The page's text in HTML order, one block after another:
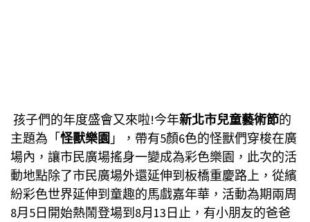
孩子們的年度盛會又來啦!今年新北市兒童藝術節的
主題為「怪獸樂園 」，帶有5顏6色的怪獸們穿梭在廣
場內，讓市民廣場搖身一變成為彩色樂園，此次的活
動地點除了市民廣場外還延伸到板橋重慶路上，從繽
紛彩色世界延伸到童趣的馬戲嘉年華，活動為期兩周
8月5日開始熱鬧登場到8月13日止，有小朋友的爸爸